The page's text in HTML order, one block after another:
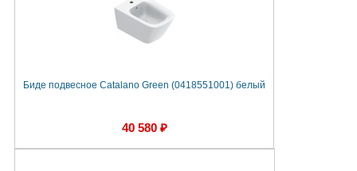
Биде подвесное Catalano Green (0418551001) белый
40 580 ₽